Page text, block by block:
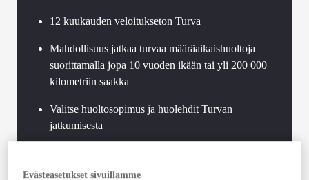
12 kuukauden veloitukseton Turva
Mahdollisuus jatkaa turvaa määräaikaishuoltoja
suorittamalla jopa 10 vuoden ikään tai yli 200 000
kilometriin saakka
Valitse huoltosopimus ja huolehdit Turvan
jatkumisesta
tekninen tarkastus
Evästeasetukset sivuillamme